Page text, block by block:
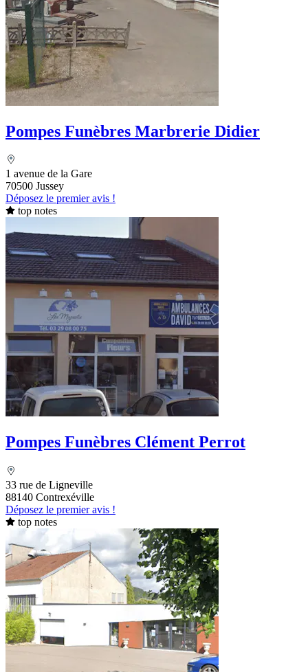
Pompes Funèbres Marbrerie Didier
1 avenue de la Gare
70500 Jussey
Déposez le premier avis !
top notes
Pompes Funèbres Clément Perrot
33 rue de Ligneville
88140 Contrexéville
Déposez le premier avis !
top notes